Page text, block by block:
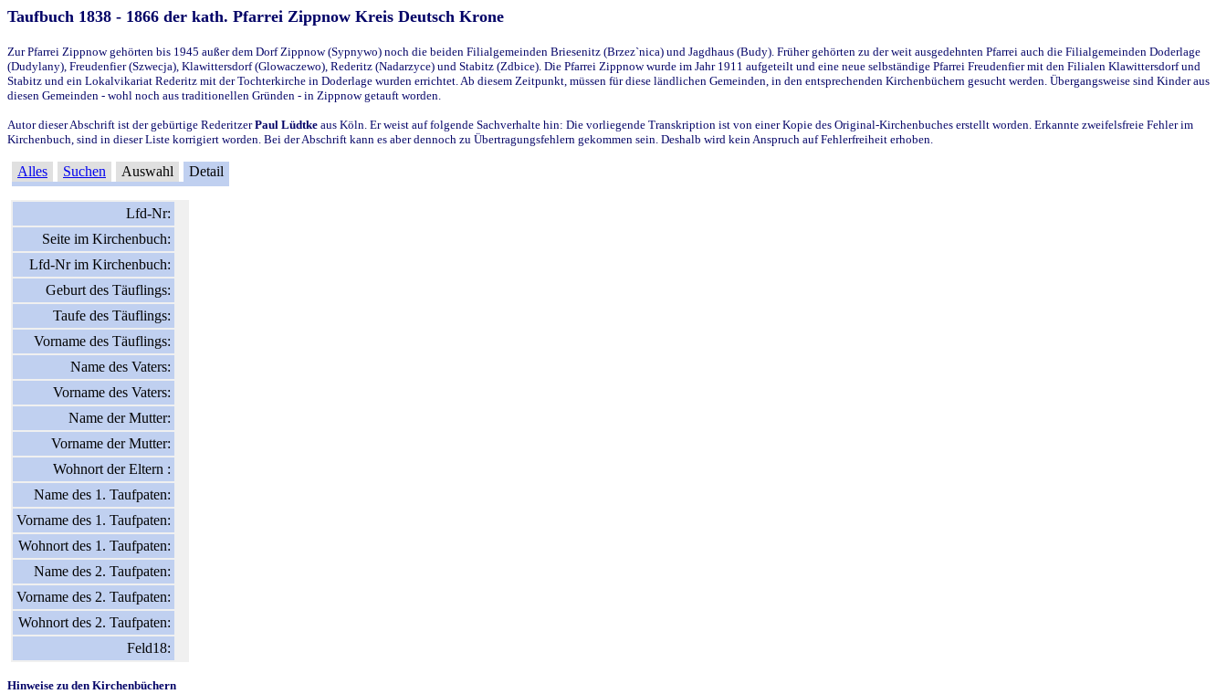
Taufbuch 1838 - 1866 der kath. Pfarrei Zippnow Kreis Deutsch Krone
Zur Pfarrei Zippnow gehörten bis 1945 außer dem Dorf Zippnow (Sypnywo) noch die beiden Filialgemeinden Briesenitz (Brzez`nica) und Jagdhaus (Budy). Früher gehörten zu der weit ausgedehnten Pfarrei auch die Filialgemeinden Doderlage
(Dudylany), Freudenfier (Szwecja), Klawittersdorf (Glowaczewo), Rederitz (Nadarzyce) und Stabitz (Zdbice). Die Pfarrei Zippnow wurde im Jahr 1911 aufgeteilt und eine neue selbständige Pfarrei Freudenfier mit den Filialen Klawittersdorf und
Stabitz und ein Lokalvikariat Rederitz mit der Tochterkirche in Doderlage wurden errichtet. Ab diesem Zeitpunkt, müssen für diese ländlichen Gemeinden, in den entsprechenden Kirchenbüchern gesucht werden. Übergangsweise sind Kinder aus
diesen Gemeinden - wohl noch aus traditionellen Gründen - in Zippnow getauft worden.
Autor dieser Abschrift ist der gebürtige RederitzerPaul Lüdtke aus Köln. Er weist auf folgende Sachverhalte hin: Die vorliegende Transkription ist von einer Kopie des Original-Kirchenbuches erstellt worden. Erkannte zweifelsfreie Fehler im
Kirchenbuch, sind in dieser Liste korrigiert worden. Bei der Abschrift kann es aber dennoch zu Übertragungsfehlern gekommen sein. Deshalb wird kein Anspruch auf Fehlerfreiheit erhoben.
Alles Suchen Auswahl Detail
Lfd-Nr:
Seite im Kirchenbuch:
Lfd-Nr im Kirchenbuch:
Geburt des Täuflings:
Taufe des Täuflings:
Vorname des Täuflings:
Name des Vaters:
Vorname des Vaters:
Name der Mutter:
Vorname der Mutter:
Wohnort der Eltern :
Name des 1. Taufpaten:
Vorname des 1. Taufpaten:
Wohnort des 1. Taufpaten:
Name des 2. Taufpaten:
Vorname des 2. Taufpaten:
Wohnort des 2. Taufpaten:
Feld18:
Hinweise zu den Kirchenbüchern